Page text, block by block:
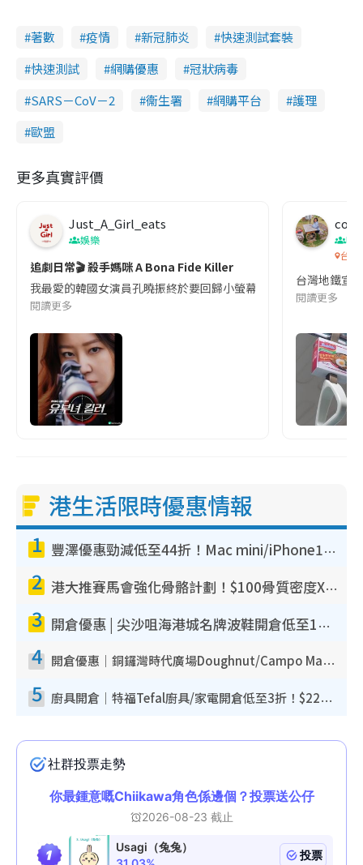
著數 疫情 新冠肺炎
快速測試套裝
快速測試
網購優惠
冠狀病毒
SARS－CoV－2
衞生署 網購平台
護理
歐盟
更多真實評價
Just_A_Girl_eats
娛樂
追劇日常🎬 殺手媽咪 A Bona Fide Killer
我最愛的韓國女演員孔曉振終於要回歸小螢幕啦!這次的劇本改編
閱讀更多
co
吹
台灣
台灣地鐵宣
閱讀更多
港生活限時優惠情報
1 豐澤優惠勁減低至44折！Mac mini/iPhone17Pro大減價！廚房家電$220起
2 港大推賽馬會強化骨骼計劃！$100骨質密度X光檢查 完成免費運動訓練送超市禮券！附參加資格
3 開倉優惠 | 尖沙咀海港城名牌波鞋開倉低至1折！On鞋$899起／Joy&Peace鞋履$98起
4 開倉優惠｜銅鑼灣時代廣場Doughnut/Campo Marzio開倉低至1折！背囊、書包、手袋劈價$200起
5 廚具開倉｜特福Tefal廚具/家電開倉低至3折！$220起買平底鍋/炒鑊/湯煲！電飯煲/吸塵機/燙斗$418起